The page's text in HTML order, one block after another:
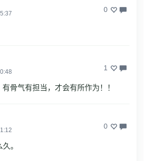
0
1
骨气有担当，才会有所作为！！
0
。